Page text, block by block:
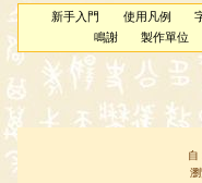
新手入門 使用凡例
鳴謝
製作單位
自